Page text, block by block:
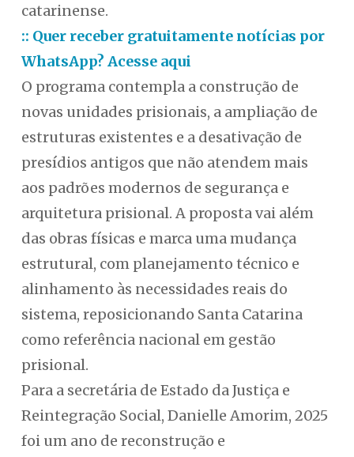
catarinense.
:: Quer receber gratuitamente notícias por
WhatsApp? Acesse aqui
O programa contempla a construção de
novas unidades prisionais, a ampliação de
estruturas existentes e a desativação de
presídios antigos que não atendem mais
aos padrões modernos de segurança e
arquitetura prisional. A proposta vai além
das obras físicas e marca uma mudança
estrutural, com planejamento técnico e
alinhamento às necessidades reais do
sistema, reposicionando Santa Catarina
como referência nacional em gestão
prisional.
Para a secretária de Estado da Justiça e
Reintegração Social, Danielle Amorim, 2025
foi um ano de reconstrução e